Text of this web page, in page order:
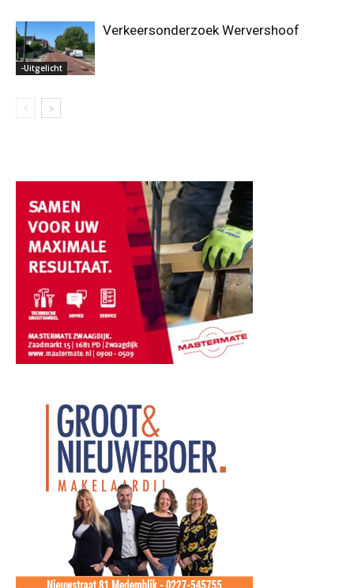
-Uitgelicht
Verkeersonderzoek Wervershoof